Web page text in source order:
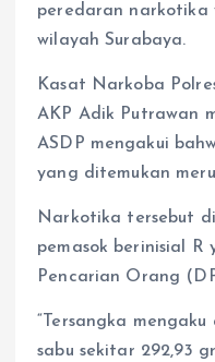
peredaran narkotika
wilayah Surabaya.
Kasat Narkoba
AKP Adik Putrawan
ASDP mengakui
yang ditemukan
Narkotika tersebut
pemasok berinisial
Pencarian Orang
“Tersangka
sabu sekitar 292,93